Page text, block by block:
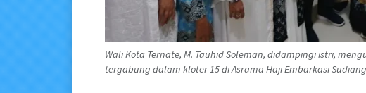
Wali Kota Ternate, M. Tauhid Soleman, didampingi istri,
tergabung dalam kloter 15 di Asrama Haji Embarkasi